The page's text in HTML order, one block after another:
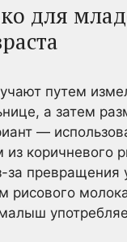
для
путем
а затем
—
коричневого
за превращения
рисового